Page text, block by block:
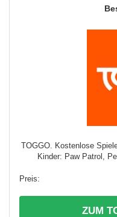
TOGGO. Kostenlose
Kinder: Paw Patrol,
ZUM